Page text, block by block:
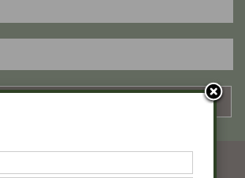
Horários de funcionamento